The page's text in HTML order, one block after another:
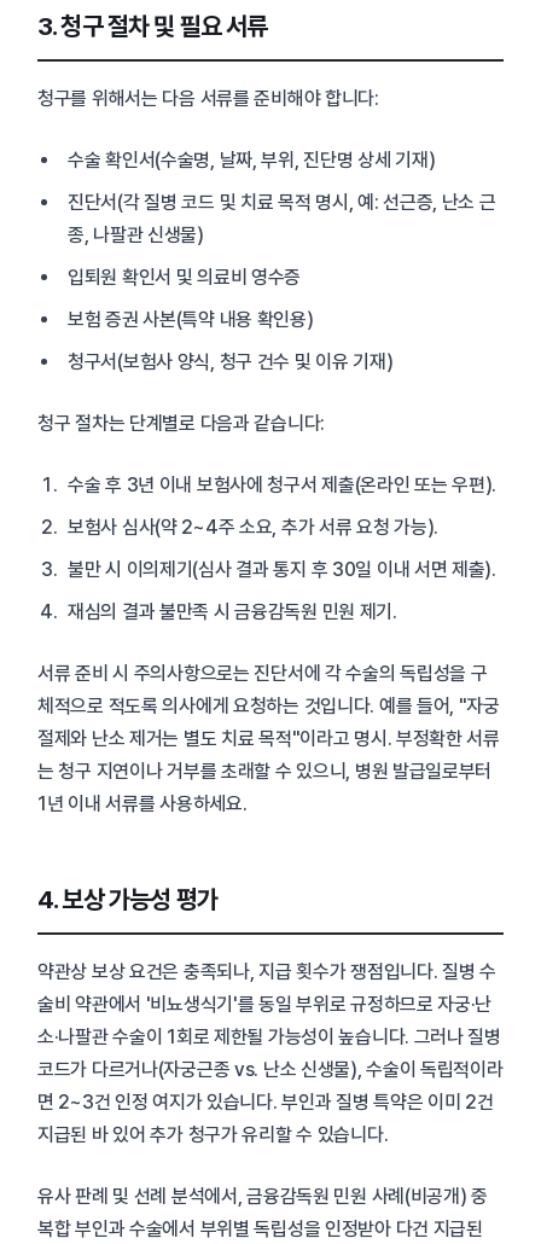
3. 청구 절차 및 필요 서류
청구를 위해서는 다음 서류를 준비해야 합니다:
수술 확인서(수술명, 날짜, 부위, 진단명 상세 기재)
진단서(각 질병 코드 및 치료 목적 명시, 예: 선근증, 난소 근
종, 나팔관 신생물)
입퇴원 확인서 및 의료비 영수증
보험 증권 사본(특약 내용 확인용)
청구서(보험사 양식, 청구 건수 및 이유 기재)
청구 절차는 단계별로 다음과 같습니다:
수술 후 3년 이내 보험사에 청구서 제출(온라인 또는 우편).
보험사 심사(약 2~4주 소요, 추가 서류 요청 가능).
불만 시 이의제기(심사 결과 통지 후 30일 이내 서면 제출).
재심의 결과 불만족 시 금융감독원 민원 제기.
서류 준비 시 주의사항으로는 진단서에 각 수술의 독립성을 구
체적으로 적도록 의사에게 요청하는 것입니다. 예를 들어, "자궁
절제와 난소 제거는 별도 치료 목적"이라고 명시. 부정확한 서류
는 청구 지연이나 거부를 초래할 수 있으니, 병원 발급일로부터
1년 이내 서류를 사용하세요.
4. 보상 가능성 평가
약관상 보상 요건은 충족되나, 지급 횟수가 쟁점입니다. 질병 수
술비 약관에서 '비뇨생식기'를 동일 부위로 규정하므로 자궁·난
소·나팔관 수술이 1회로 제한될 가능성이 높습니다. 그러나 질병
코드가 다르거나(자궁근종 vs. 난소 신생물), 수술이 독립적이라
면 2~3건 인정 여지가 있습니다. 부인과 질병 특약은 이미 2건
지급된 바 있어 추가 청구가 유리할 수 있습니다.
유사 판례 및 선례 분석에서, 금융감독원 민원 사례(비공개) 중
복합 부인과 수술에서 부위별 독립성을 인정받아 다건 지급된